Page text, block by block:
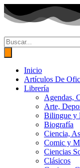
Ir
al
contenido
Búsqueda
de
productos
Inicio
Artículos De
Librería
Agendas,
Arte,
Bilingue y
Biografía
Ciencia,
Comic y
Ciencias
Clásicos